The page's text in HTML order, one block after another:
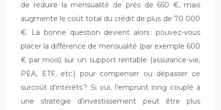
de réduire la mensualité de près de 650 €, mais
augmente le coût total du crédit de plus de 70 000
€. La bonne question devient alors : pouvez-vous
placer la différence de mensualité (par exemple 600
€ par mois) sur un support rentable (assurance-vie,
PEA, ETF, etc.) pour compenser ou dépasser ce
surcoût d’intérêts ? Si oui, l’emprunt long couplé à
une stratégie d’investissement peut être plus